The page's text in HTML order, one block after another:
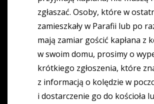
zgłaszać. Osoby, które w
zamieszkały w Parafii lub po
mają zamiar gościć kapłana z
w swoim domu, prosimy o
krótkiego zgłoszenia, które
z informacją o kolędzie w
i dostarczenie go do kościoła